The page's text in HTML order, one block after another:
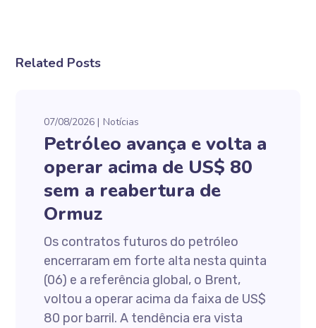
Related Posts
07/08/2026 Notícias
Petróleo avança e volta a
operar acima de US$ 80
sem a reabertura de
Ormuz
Os contratos futuros do petróleo
encerraram em forte alta nesta quinta
(06) e a referência global, o Brent,
voltou a operar acima da faixa de US$
80 por barril. A tendência era vista